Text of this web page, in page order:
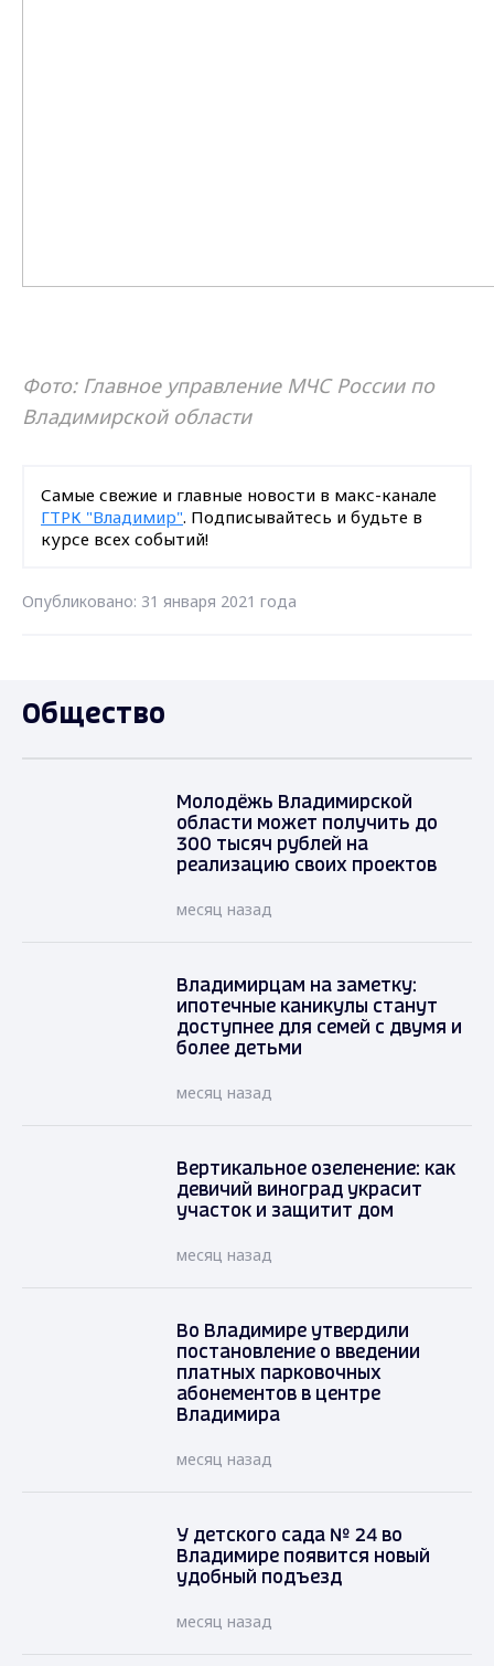
Фото: Главное управление МЧС России по
Владимирской области
Самые свежие и главные новости в макс-канале
ГТРК "Владимир". Подписывайтесь и будьте в
курсе всех событий!
Опубликовано: 31 января 2021 года
Общество
Молодёжь Владимирской
области может получить до
300 тысяч рублей на
реализацию своих проектов
месяц назад
Владимирцам на заметку:
ипотечные каникулы станут
доступнее для семей с двумя и
более детьми
месяц назад
Вертикальное озеленение: как
девичий виноград украсит
участок и защитит дом
месяц назад
Во Владимире утвердили
постановление о введении
платных парковочных
абонементов в центре
Владимира
месяц назад
У детского сада № 24 во
Владимире появится новый
удобный подъезд
месяц назад